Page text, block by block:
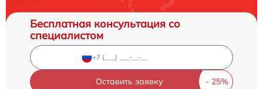
Бесплатная консультация со
специалистом
Оставить заявку